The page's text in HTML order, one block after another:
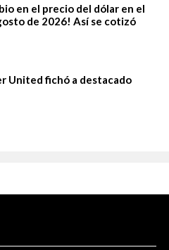
en el precio del dólar en el
de 2026! Así se cotizó
United fichó a destacado